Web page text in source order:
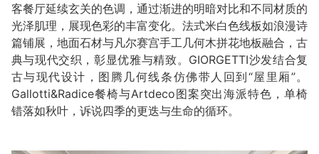
客餐厅延续玄关的色调，通过渐进的明暗对比和不同材质的
光泽肌理，展现色彩的丰富变化。法式米白色线板如浪漫诗
篇铺展，地面石材与凡尔赛宫手工几何木拼花地板融合，古
典与现代交织，彰显优雅与精致。GIORGETTI沙发结合复
古与现代设计，图腾几何线条仿佛带人回到“屋里厢”。
Gallotti&Radice餐椅与Artdeco图案突出海派特色，单椅
错落如秋叶，诉说四季的更迭与生命的循环。